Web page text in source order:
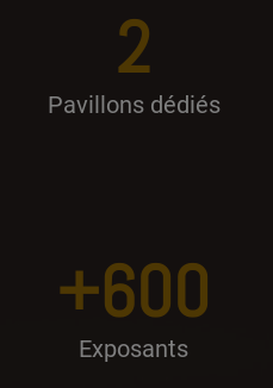
2
Pavillons dédiés
+600
Exposants